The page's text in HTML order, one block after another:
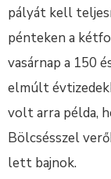
pályát kell
pénteken a
vasárnap a 150
elmúlt
volt arra példa,
Bölcsésszel
lett bajnok.